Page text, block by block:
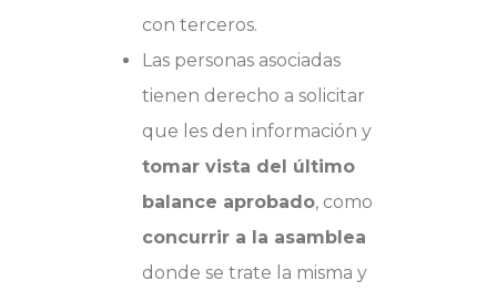
con terceros.
Las personas asociadas
tienen derecho a solicitar
que les den información y
tomar vista del último
balance aprobado, como
concurrir a la asamblea
donde se trate la misma y